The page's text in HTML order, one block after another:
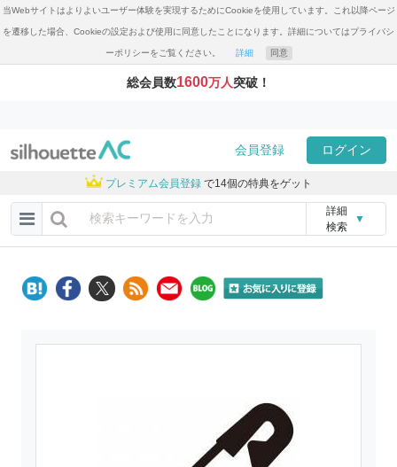
当Webサイトはよりよいユーザー体験を実現するためにCookieを使用しています。これ以降ページ
を遷移した場合、Cookieの設定および使用に同意したことになります。詳細についてはプライバシ
ーポリシーをご覧ください。 詳細 同意
総会員数1600万人突破！
会員登録 ログイン
プレミアム会員登録 で14個の特典をゲット
詳細
検索
▼